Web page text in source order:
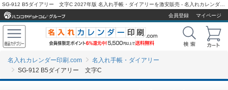
会員登録
マイページ
名入れカレンダー印刷.com
名入れ手帳・ダイアリー
SG-912 B5ダイアリー 文字C